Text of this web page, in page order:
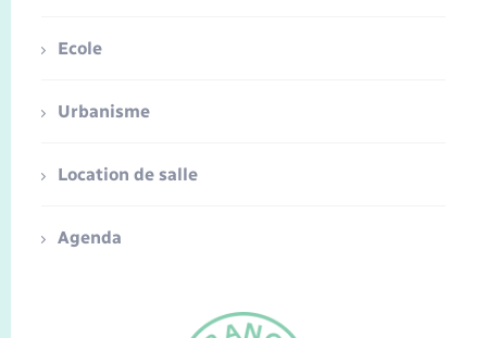
Ecole
Urbanisme
Location de salle
Agenda